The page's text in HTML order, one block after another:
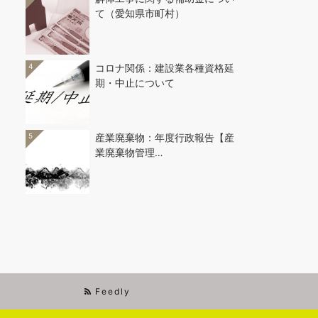
て（愛知県市町村）
4
コロナ関係：建設業各種資格延
期・中止について
5
産業廃棄物：年度行政報告【産
業廃棄物管理…
Feedly